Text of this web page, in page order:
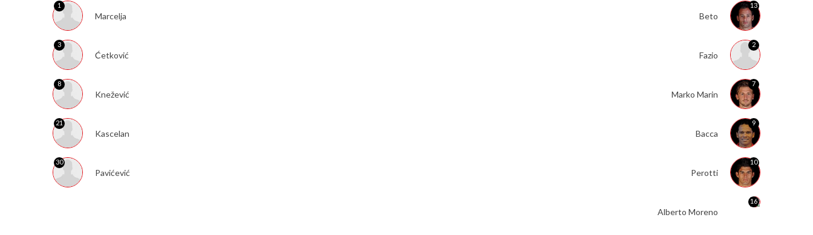
1
Marcelja
3
Ćetković
8
Knežević
21
Kascelan
30
Pavićević
13
Beto
2
Fazio
7
Marko Marin
9
Bacca
10
Perotti
16
Alberto Moreno